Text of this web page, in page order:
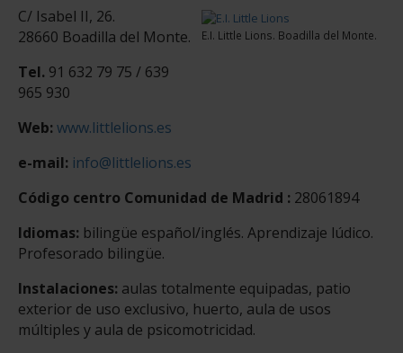
E.I. Little Lions. Boadilla del Monte.
C/ Isabel II, 26.
28660 Boadilla del Monte.
Tel. 91 632 79 75 / 639
965 930
Web: www.littlelions.es
e-mail: info@littlelions.es
Código centro Comunidad de Madrid : 28061894
Idiomas: bilingüe español/inglés. Aprendizaje lúdico.
Profesorado bilingüe.
Instalaciones: aulas totalmente equipadas, patio
exterior de uso exclusivo, huerto, aula de usos
múltiples y aula de psicomotricidad.